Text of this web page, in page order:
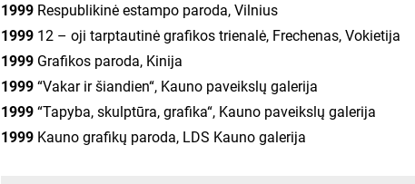
1999 Respublikinė estampo paroda, Vilnius
1999 12 – oji tarptautinė grafikos trienalė, Frechenas, Vokietija
1999 Grafikos paroda, Kinija
1999 “Vakar ir šiandien“, Kauno paveikslų galerija
1999 “Tapyba, skulptūra, grafika“, Kauno paveikslų galerija
1999 Kauno grafikų paroda, LDS Kauno galerija